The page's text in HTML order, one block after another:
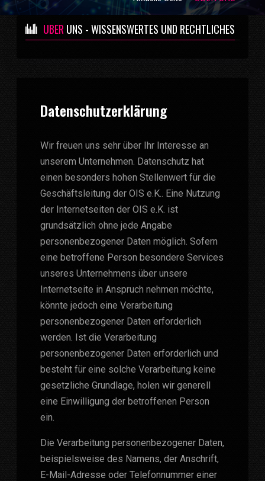
ÜBER UNS - WISSENSWERTES UND RECHTLICHES
Datenschutzerklärung
Wir freuen uns sehr über Ihr Interesse an
unserem Unternehmen. Datenschutz hat
einen besonders hohen Stellenwert für die
Geschäftsleitung der OIS e.K.. Eine Nutzung
der Internetseiten der OIS e.K. ist
grundsätzlich ohne jede Angabe
personenbezogener Daten möglich. Sofern
eine betroffene Person besondere Services
unseres Unternehmens über unsere
Internetseite in Anspruch nehmen möchte,
könnte jedoch eine Verarbeitung
personenbezogener Daten erforderlich
werden. Ist die Verarbeitung
personenbezogener Daten erforderlich und
besteht für eine solche Verarbeitung keine
gesetzliche Grundlage, holen wir generell
eine Einwilligung der betroffenen Person
ein.
Die Verarbeitung personenbezogener Daten,
beispielsweise des Namens, der Anschrift,
E-Mail-Adresse oder Telefonnummer einer